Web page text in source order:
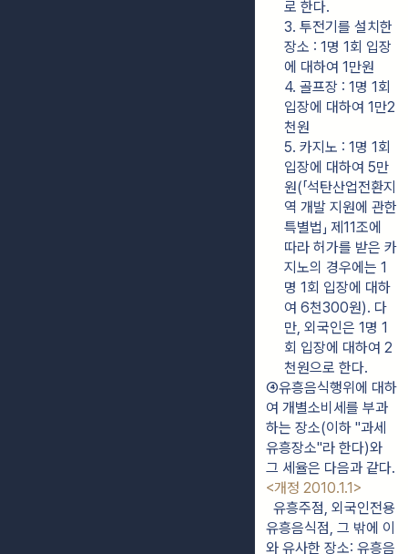
로 한다.
3. 투전기를 설치한
장소 : 1명 1회 입장
에 대하여 1만원
4. 골프장 : 1명 1회
입장에 대하여 1만2
천원
5. 카지노 : 1명 1회
입장에 대하여 5만
원(「석탄산업전환지
역 개발 지원에 관한
특별법」 제11조에
따라 허가를 받은 카
지노의 경우에는 1
명 1회 입장에 대하
여 6천300원). 다
만, 외국인은 1명 1
회 입장에 대하여 2
천원으로 한다.
④유흥음식행위에 대하
여 개별소비세를 부과
하는 장소(이하 "과세
유흥장소"라 한다)와
<개정 2010.1.1>
유흥음식점, 그 밖에 이
와 유사한 장소: 유흥음